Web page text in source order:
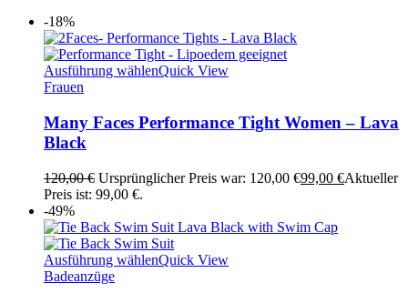
-18%
Ausführung wählenQuick View
Frauen
Many Faces Performance Tight Women – Lava
Black
120,00€ Ursprünglicher Preis war: 120,00 €99,00 €Aktueller
Preis ist: 99,00 €.
-49%
Ausführung wählenQuick View
Badeanzüge